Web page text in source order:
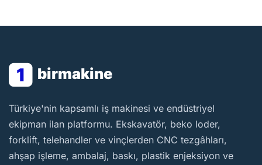
1 birmakine
BirMakine
Türkiye'nin kapsamlı iş makinesi ve endüstriyel
ekipman ilan platformu. Ekskavatör, beko loder,
forklift, telehandler ve vinçlerden CNC tezgâhları,
ahşap işleme, ambalaj, baskı, plastik enjeksiyon ve